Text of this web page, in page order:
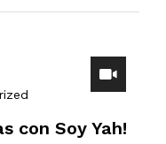
con Soy Yah!